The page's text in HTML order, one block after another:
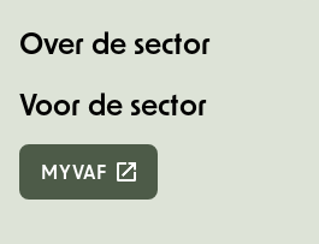
Over de sector
Voor de sector
MYVAF